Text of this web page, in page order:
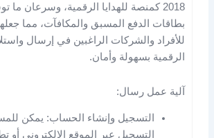
2018 كمنصة للهدايا الرقمية، وسرعان
بطاقات الدفع المسبق والمكافآت، مما
للأفراد والشركات الراغبين في إرسال
الرقمية بسهولة وأمان.
آلية عمل رسال:
التسجيل وإنشاء الحساب: يمكن
التسجيل عبر الموقع الإلكتروني أو